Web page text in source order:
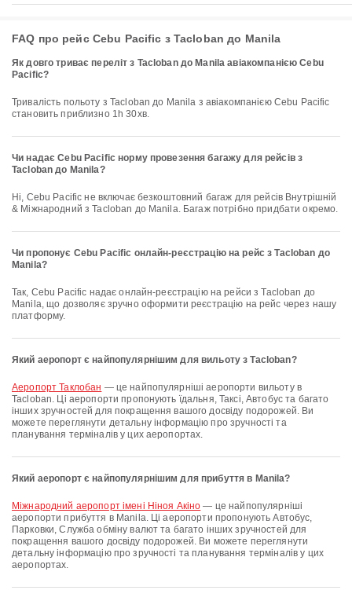
FAQ про рейс Cebu Pacific з Tacloban до Manila
Як довго триває переліт з Tacloban до Manila авіакомпанією Cebu
Pacific?
Тривалість польоту з Tacloban до Manila з авіакомпанією Cebu Pacific
становить приблизно 1h 30хв.
Чи надає Cebu Pacific норму провезення багажу для рейсів з
Tacloban до Manila?
Ні, Cebu Pacific не включає безкоштовний багаж для рейсів Внутрішній
& Міжнародний з Tacloban до Manila. Багаж потрібно придбати окремо.
Чи пропонує Cebu Pacific онлайн-реєстрацію на рейс з Tacloban до
Manila?
Так, Cebu Pacific надає онлайн-реєстрацію на рейси з Tacloban до
Manila, що дозволяє зручно оформити реєстрацію на рейс через нашу
платформу.
Який аеропорт є найпопулярнішим для вильоту з Tacloban?
аеропорт Таклобан — це найпопулярніші аеропорти вильоту в
Tacloban. Ці аеропорти пропонують їдальня, Таксі, Автобус та багато
інших зручностей для покращення вашого досвіду подорожей. Ви
можете переглянути детальну інформацію про зручності та
планування терміналів у цих аеропортах.
Який аеропорт є найпопулярнішим для прибуття в Manila?
Міжнародний аеропорт імені Ніноя Акіно — це найпопулярніші
аеропорти прибуття в Manila. Ці аеропорти пропонують Автобус,
Парковки, Служба обміну валют та багато інших зручностей для
покращення вашого досвіду подорожей. Ви можете переглянути
детальну інформацію про зручності та планування терміналів у цих
аеропортах.